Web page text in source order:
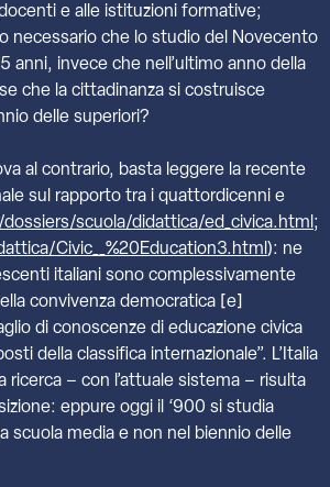
e alle istituzioni formative;
necessario che lo studio del Novecento
anni, invece che nell’ultimo anno della
che la cittadinanza si costruisce
delle superiori?
al contrario, basta leggere la recente
sul rapporto tra i quattordicenni e
/dossiers/scuola/didattica/ed_civica.html ;
Civic__%20Education3.html ): ne
italiani sono complessivamente
convivenza democratica [e]
di conoscenze di educazione civica
della classifica internazionale”. L’Italia
ricerca – con l’attuale sistema – risulta
eppure oggi il ‘900 si studia
scuola media e non nel biennio delle